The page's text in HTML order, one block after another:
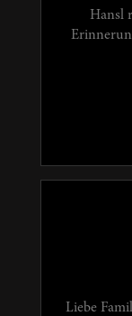
Hansl
Liebe